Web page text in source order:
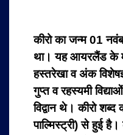
कीरो का जन्म 01
था। यह आयरलैंड के
हस्तरेखा व अंक
गुप्त व रहस्यमी
विद्वान थे। कीरो शब्द
पाल्मिस्ट्री) से हुई है।